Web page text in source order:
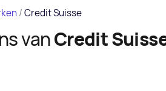
/Credit Suisse
vanCredit